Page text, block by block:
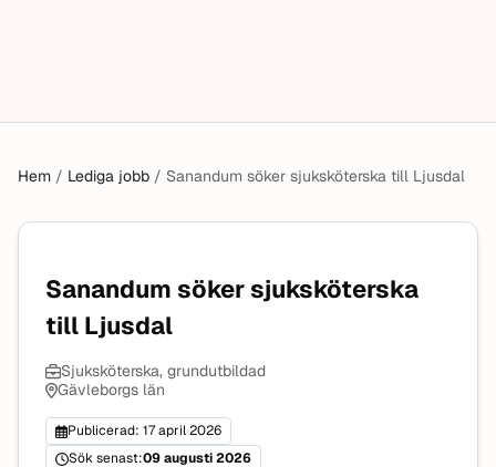
Hem / Lediga jobb / Sanandum söker sjuksköterska till Ljusdal
Sanandum söker sjuksköterska
till Ljusdal
Sjuksköterska, grundutbildad
Gävleborgs län
Publicerad: 17 april 2026
Sök senast:09 augusti 2026